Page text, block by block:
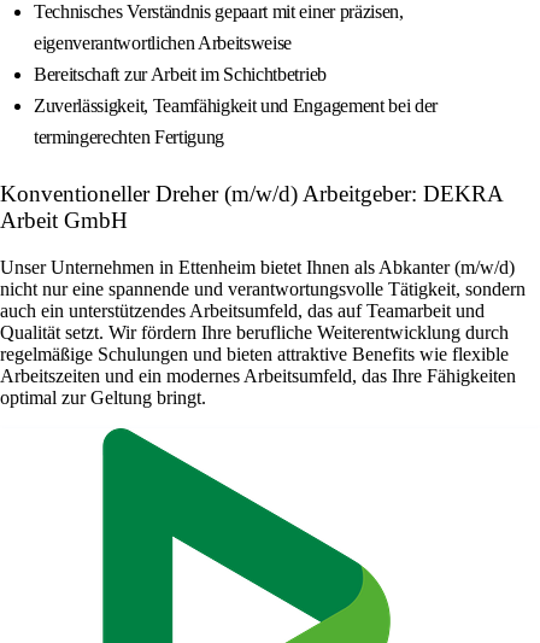
Technisches Verständnis gepaart mit einer präzisen,
eigenverantwortlichen Arbeitsweise
Bereitschaft zur Arbeit im Schichtbetrieb
Zuverlässigkeit, Teamfähigkeit und Engagement bei der
termingerechten Fertigung
Konventioneller Dreher (m/w/d) Arbeitgeber: DEKRA
Arbeit GmbH
Unser Unternehmen in Ettenheim bietet Ihnen als Abkanter (m/w/d)
nicht nur eine spannende und verantwortungsvolle Tätigkeit, sondern
auch ein unterstützendes Arbeitsumfeld, das auf Teamarbeit und
Qualität setzt. Wir fördern Ihre berufliche Weiterentwicklung durch
regelmäßige Schulungen und bieten attraktive Benefits wie flexible
Arbeitszeiten und ein modernes Arbeitsumfeld, das Ihre Fähigkeiten
optimal zur Geltung bringt.